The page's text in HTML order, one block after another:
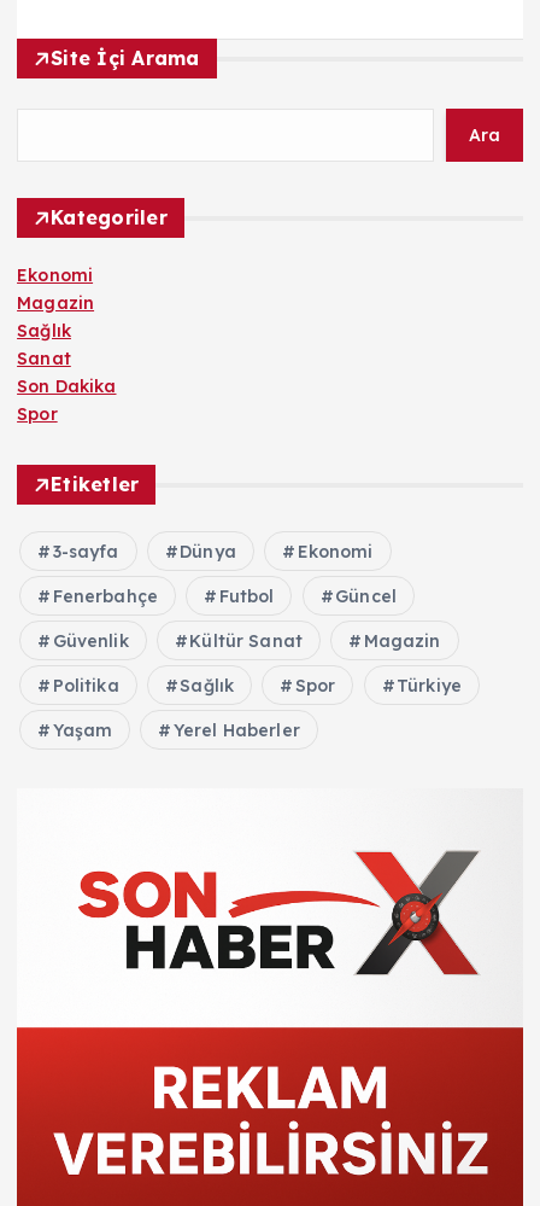
Site İçi Arama
Ara
Kategoriler
Ekonomi
Magazin
Sağlık
Sanat
Son Dakika
Spor
Etiketler
3-sayfa Dünya Ekonomi
Fenerbahçe Futbol Güncel
Güvenlik Kültür Sanat Magazin
Politika Sağlık Spor Türkiye
Yaşam Yerel Haberler